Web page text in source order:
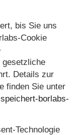
bis Sie uns
Cookie
gesetzliche
Details zur
finden Sie unter
borlabs-
Technologie